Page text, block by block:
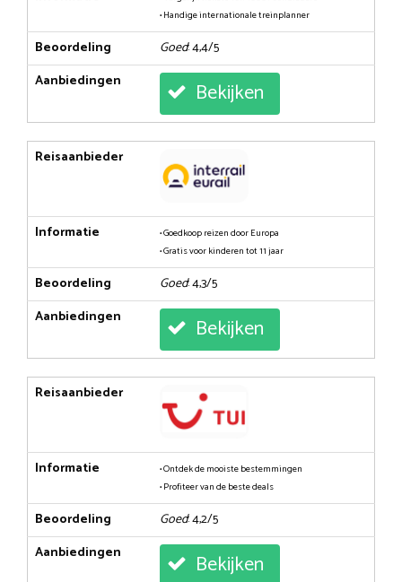
• Handige internationale treinplanner
Beoordeling Goed: 4,4/5
Aanbiedingen
Bekijken
Reisaanbieder
Informatie
• Goedkoop reizen door Europa
• Gratis voor kinderen tot 11 jaar
Beoordeling Goed: 4,3/5
Aanbiedingen
Bekijken
Reisaanbieder
Informatie
• Ontdek de mooiste bestemmingen
• Profiteer van de beste deals
Beoordeling Goed: 4,2/5
Aanbiedingen
Bekijken